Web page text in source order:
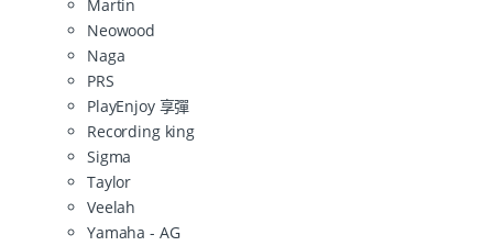
Martin
Neowood
Naga
PRS
PlayEnjoy 享彈
Recording king
Sigma
Taylor
Veelah
Yamaha - AG